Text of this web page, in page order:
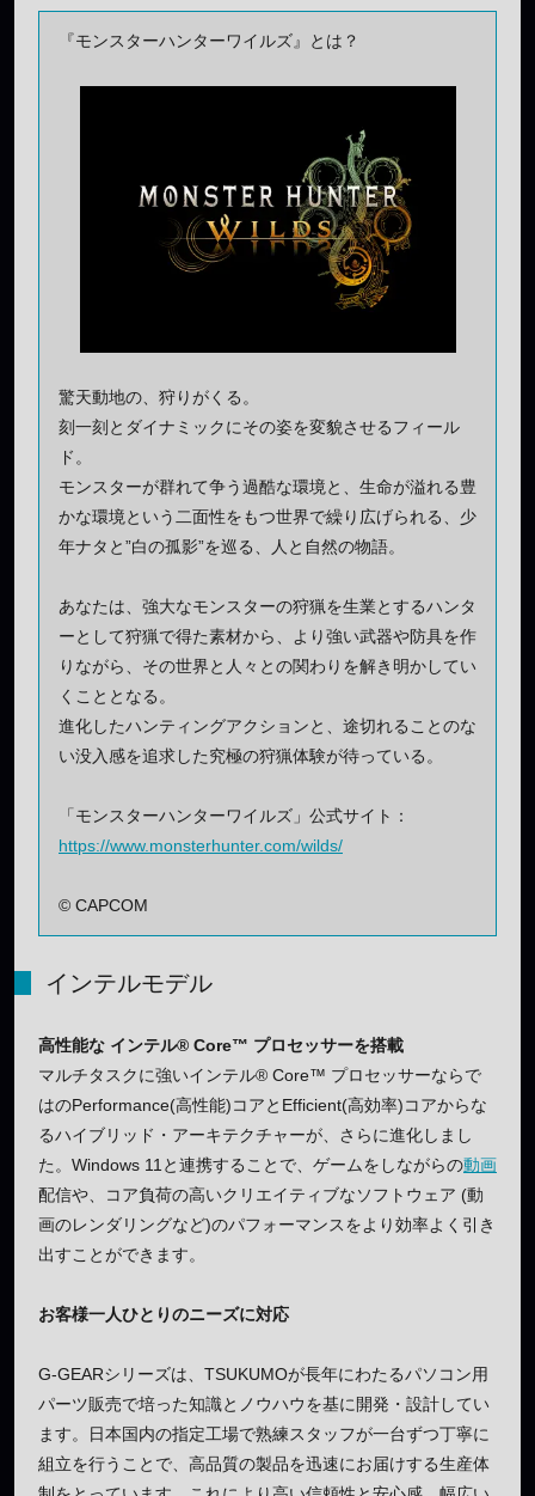
『モンスターハンターワイルズ』とは？
驚天動地の、狩りがくる。
刻一刻とダイナミックにその姿を変貌させるフィール
ド。
モンスターが群れて争う過酷な環境と、生命が溢れる豊
かな環境という二面性をもつ世界で繰り広げられる、少
年ナタと”白の孤影”を巡る、人と自然の物語。
あなたは、強大なモンスターの狩猟を生業とするハンタ
ーとして狩猟で得た素材から、より強い武器や防具を作
りながら、その世界と人々との関わりを解き明かしてい
くこととなる。
進化したハンティングアクションと、途切れることのな
い没入感を追求した究極の狩猟体験が待っている。
「モンスターハンターワイルズ」公式サイト：
https://www.monsterhunter.com/wilds/
© CAPCOM
インテルモデル
高性能な インテル® Core™ プロセッサーを搭載
マルチタスクに強いインテル® Core™ プロセッサーならで
はのPerformance(高性能)コアとEfficient(高効率)コアからな
るハイブリッド・アーキテクチャーが、さらに進化しまし
た。Windows 11と連携することで、ゲームをしながらの動画
配信や、コア負荷の高いクリエイティブなソフトウェア (動
画のレンダリングなど)のパフォーマンスをより効率よく引き
出すことができます。
お客様一人ひとりのニーズに対応
G-GEARシリーズは、TSUKUMOが長年にわたるパソコン用
パーツ販売で培った知識とノウハウを基に開発・設計してい
ます。日本国内の指定工場で熟練スタッフが一台ずつ丁寧に
組立を行うことで、高品質の製品を迅速にお届けする生産体